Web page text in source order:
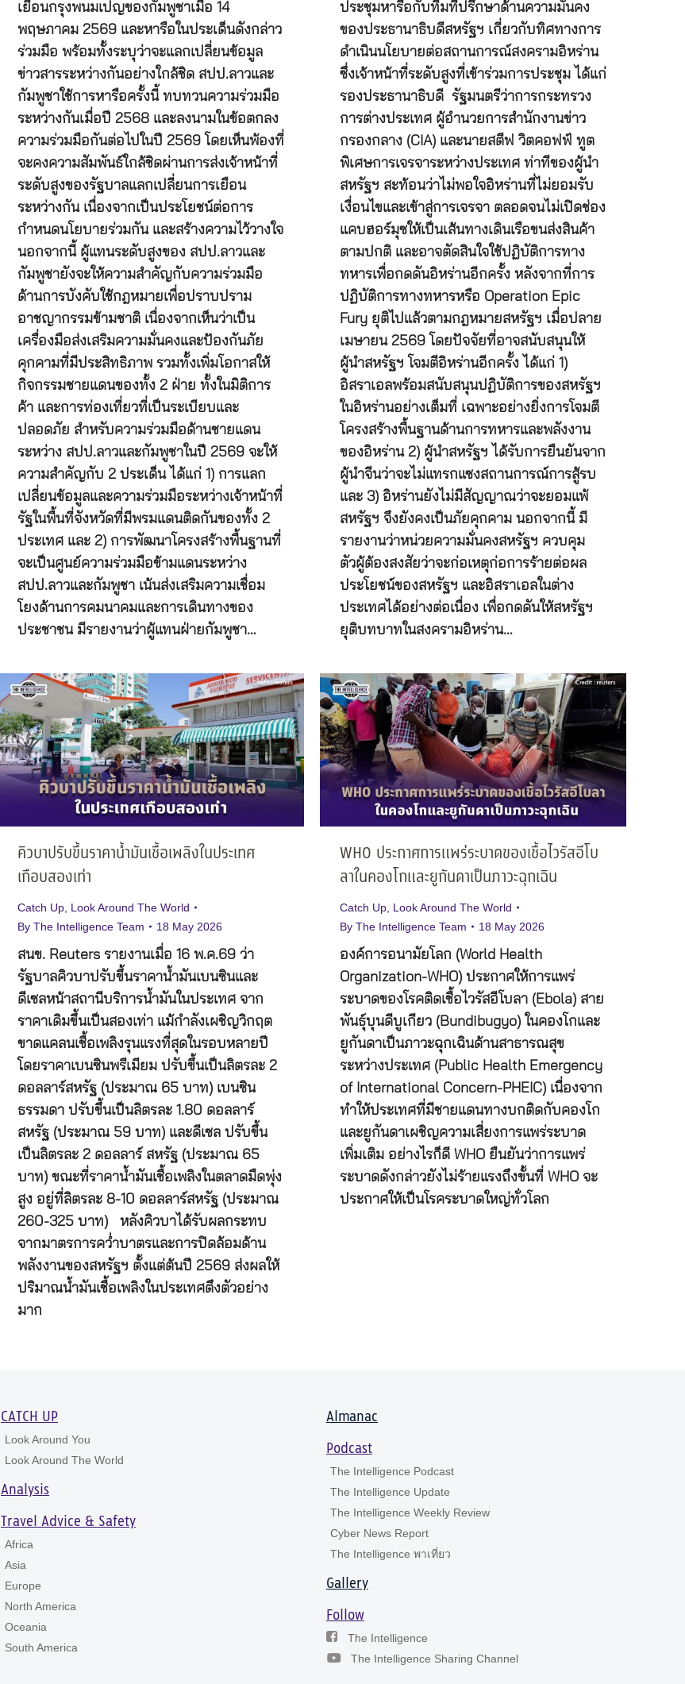
เยือนกรุงพนมเปญของกัมพูชาเมื่อ 14
พฤษภาคม 2569 และหารือในประเด็นดังกล่าว
ร่วมมือ พร้อมทั้งระบุว่าจะแลกเปลี่ยนข้อมูล
ข่าวสารระหว่างกันอย่างใกล้ชิด สปป.ลาวและ
กัมพูชาใช้การหารือครั้งนี้ ทบทวนความร่วมมือ
ระหว่างกันเมื่อปี 2568 และลงนามในข้อตกลง
ความร่วมมือกันต่อไปในปี 2569 โดยเห็นพ้องที่
จะคงความสัมพันธ์ใกล้ชิดผ่านการส่งเจ้าหน้าที่
ระดับสูงของรัฐบาลแลกเปลี่ยนการเยือน
ระหว่างกัน เนื่องจากเป็นประโยชน์ต่อการ
กำหนดนโยบายร่วมกัน และสร้างความไว้วางใจ
นอกจากนี้ ผู้แทนระดับสูงของ สปป.ลาวและ
กัมพูชายังจะให้ความสำคัญกับความร่วมมือ
ด้านการบังคับใช้กฎหมายเพื่อปราบปราม
อาชญากรรมข้ามชาติ เนื่องจากเห็นว่าเป็น
เครื่องมือส่งเสริมความมั่นคงและป้องกันภัย
คุกคามที่มีประสิทธิภาพ รวมทั้งเพิ่มโอกาสให้
กิจกรรมชายแดนของทั้ง 2 ฝ่าย ทั้งในมิติการ
ค้า และการท่องเที่ยวที่เป็นระเบียบและ
ปลอดภัย สำหรับความร่วมมือด้านชายแดน
ระหว่าง สปป.ลาวและกัมพูชาในปี 2569 จะให้
ความสำคัญกับ 2 ประเด็น ได้แก่ 1) การแลก
เปลี่ยนข้อมูลและความร่วมมือระหว่างเจ้าหน้าที่
รัฐในพื้นที่จังหวัดที่มีพรมแดนติดกันของทั้ง 2
ประเทศ และ 2) การพัฒนาโครงสร้างพื้นฐานที่
จะเป็นศูนย์ความร่วมมือข้ามแดนระหว่าง
สปป.ลาวและกัมพูชา เน้นส่งเสริมความเชื่อม
โยงด้านการคมนาคมและการเดินทางของ
ประชาชน มีรายงานว่าผู้แทนฝ่ายกัมพูชา…
ประชุมหารือกับทีมที่ปรึกษาด้านความมั่นคง
ของประธานาธิบดีสหรัฐฯ เกี่ยวกับทิศทางการ
ดำเนินนโยบายต่อสถานการณ์สงครามอิหร่าน
ซึ่งเจ้าหน้าที่ระดับสูงที่เข้าร่วมการประชุม ได้แก่
รองประธานาธิบดี รัฐมนตรีว่าการกระทรวง
การต่างประเทศ ผู้อำนวยการสำนักงานข่าว
กรองกลาง (CIA) และนายสตีฟ วิตคอฟฟ์ ทูต
พิเศษการเจรจาระหว่างประเทศ ท่าทีของผู้นำ
สหรัฐฯ สะท้อนว่าไม่พอใจอิหร่านที่ไม่ยอมรับ
เงื่อนไขและเข้าสู่การเจรจา ตลอดจนไม่เปิดช่อง
แคบฮอร์มุซให้เป็นเส้นทางเดินเรือขนส่งสินค้า
ตามปกติ และอาจตัดสินใจใช้ปฏิบัติการทาง
ทหารเพื่อกดดันอิหร่านอีกครั้ง หลังจากที่การ
ปฏิบัติการทางทหารหรือ Operation Epic
Fury ยุติไปแล้วตามกฎหมายสหรัฐฯ เมื่อปลาย
เมษายน 2569 โดยปัจจัยที่อาจสนับสนุนให้
ผู้นำสหรัฐฯ โจมตีอิหร่านอีกครั้ง ได้แก่ 1)
อิสราเอลพร้อมสนับสนุนปฏิบัติการของสหรัฐฯ
ในอิหร่านอย่างเต็มที่ เฉพาะอย่างยิ่งการโจมตี
โครงสร้างพื้นฐานด้านการทหารและพลังงาน
ของอิหร่าน 2) ผู้นำสหรัฐฯ ได้รับการยืนยันจาก
ผู้นำจีนว่าจะไม่แทรกแซงสถานการณ์การสู้รบ
และ 3) อิหร่านยังไม่มีสัญญาณว่าจะยอมแพ้
สหรัฐฯ จึงยังคงเป็นภัยคุกคาม นอกจากนี้ มี
รายงานว่าหน่วยความมั่นคงสหรัฐฯ ควบคุม
ตัวผู้ต้องสงสัยว่าจะก่อเหตุก่อการร้ายต่อผล
ประโยชน์ของสหรัฐฯ และอิสราเอลในต่าง
ประเทศได้อย่างต่อเนื่อง เพื่อกดดันให้สหรัฐฯ
ยุติบทบาทในสงครามอิหร่าน…
คิวบาปรับขึ้นราคาน้ำมันเชื้อเพลิงในประเทศ
เกือบสองเท่า
Catch Up Look Around The World
By The Intelligence Team 18 May 2026
สนข. Reuters รายงานเมื่อ 16 พ.ค.69 ว่า
รัฐบาลคิวบาปรับขึ้นราคาน้ำมันเบนซินและ
ดีเซลหน้าสถานีบริการน้ำมันในประเทศ จาก
ราคาเดิมขึ้นเป็นสองเท่า แม้กำลังเผชิญวิกฤต
ขาดแคลนเชื้อเพลิงรุนแรงที่สุดในรอบหลายปี
โดยราคาเบนซินพรีเมียม ปรับขึ้นเป็นลิตรละ 2
ดอลลาร์สหรัฐ (ประมาณ 65 บาท) เบนซิน
ธรรมดา ปรับขึ้นเป็นลิตรละ 1.80 ดอลลาร์
สหรัฐ (ประมาณ 59 บาท) และดีเซล ปรับขึ้น
เป็นลิตรละ 2 ดอลลาร์ สหรัฐ (ประมาณ 65
บาท) ขณะที่ราคาน้ำมันเชื้อเพลิงในตลาดมืดพุ่ง
สูง อยู่ที่ลิตรละ 8-10 ดอลลาร์สหรัฐ (ประมาณ
260-325 บาท) หลังคิวบาได้รับผลกระทบ
จากมาตรการคว่ำบาตรและการปิดล้อมด้าน
พลังงานของสหรัฐฯ ตั้งแต่ต้นปี 2569 ส่งผลให้
ปริมาณน้ำมันเชื้อเพลิงในประเทศตึงตัวอย่าง
มาก
WHO ประกาศการแพร่ระบาดของเชื้อไวรัสอีโบ
ลาในคองโกและยูกันดาเป็นภาวะฉุกเฉิน
Catch Up Look Around The World
By The Intelligence Team 18 May 2026
องค์การอนามัยโลก (World Health
Organization-WHO) ประกาศให้การแพร่
ระบาดของโรคติดเชื้อไวรัสอีโบลา (Ebola) สาย
พันธุ์บุนดีบูเกียว (Bundibugyo) ในคองโกและ
ยูกันดาเป็นภาวะฉุกเฉินด้านสาธารณสุข
ระหว่างประเทศ (Public Health Emergency
of International Concern-PHEIC) เนื่องจาก
ทำให้ประเทศที่มีชายแดนทางบกติดกับคองโก
และยูกันดาเผชิญความเสี่ยงการแพร่ระบาด
เพิ่มเติม อย่างไรก็ดี WHO ยืนยันว่าการแพร่
ระบาดดังกล่าวยังไม่ร้ายแรงถึงขั้นที่ WHO จะ
ประกาศให้เป็นโรคระบาดใหญ่ทั่วโลก
CATCH UP
Look Around You
Look Around The World
Analysis
Travel Advice & Safety
Africa
Asia
Europe
North America
Oceania
South America
Almanac
Podcast
The Intelligence Podcast
The Intelligence Update
The Intelligence Weekly Review
Cyber News Report
The Intelligence พาเที่ยว
Gallery
Follow
The Intelligence
The Intelligence Sharing Channel